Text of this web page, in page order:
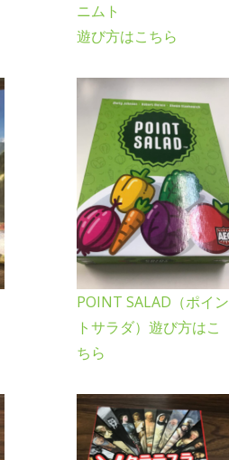
ニムト
遊び方はこちら
POINT SALAD（ポイン
トサラダ）遊び方はこ
ちら